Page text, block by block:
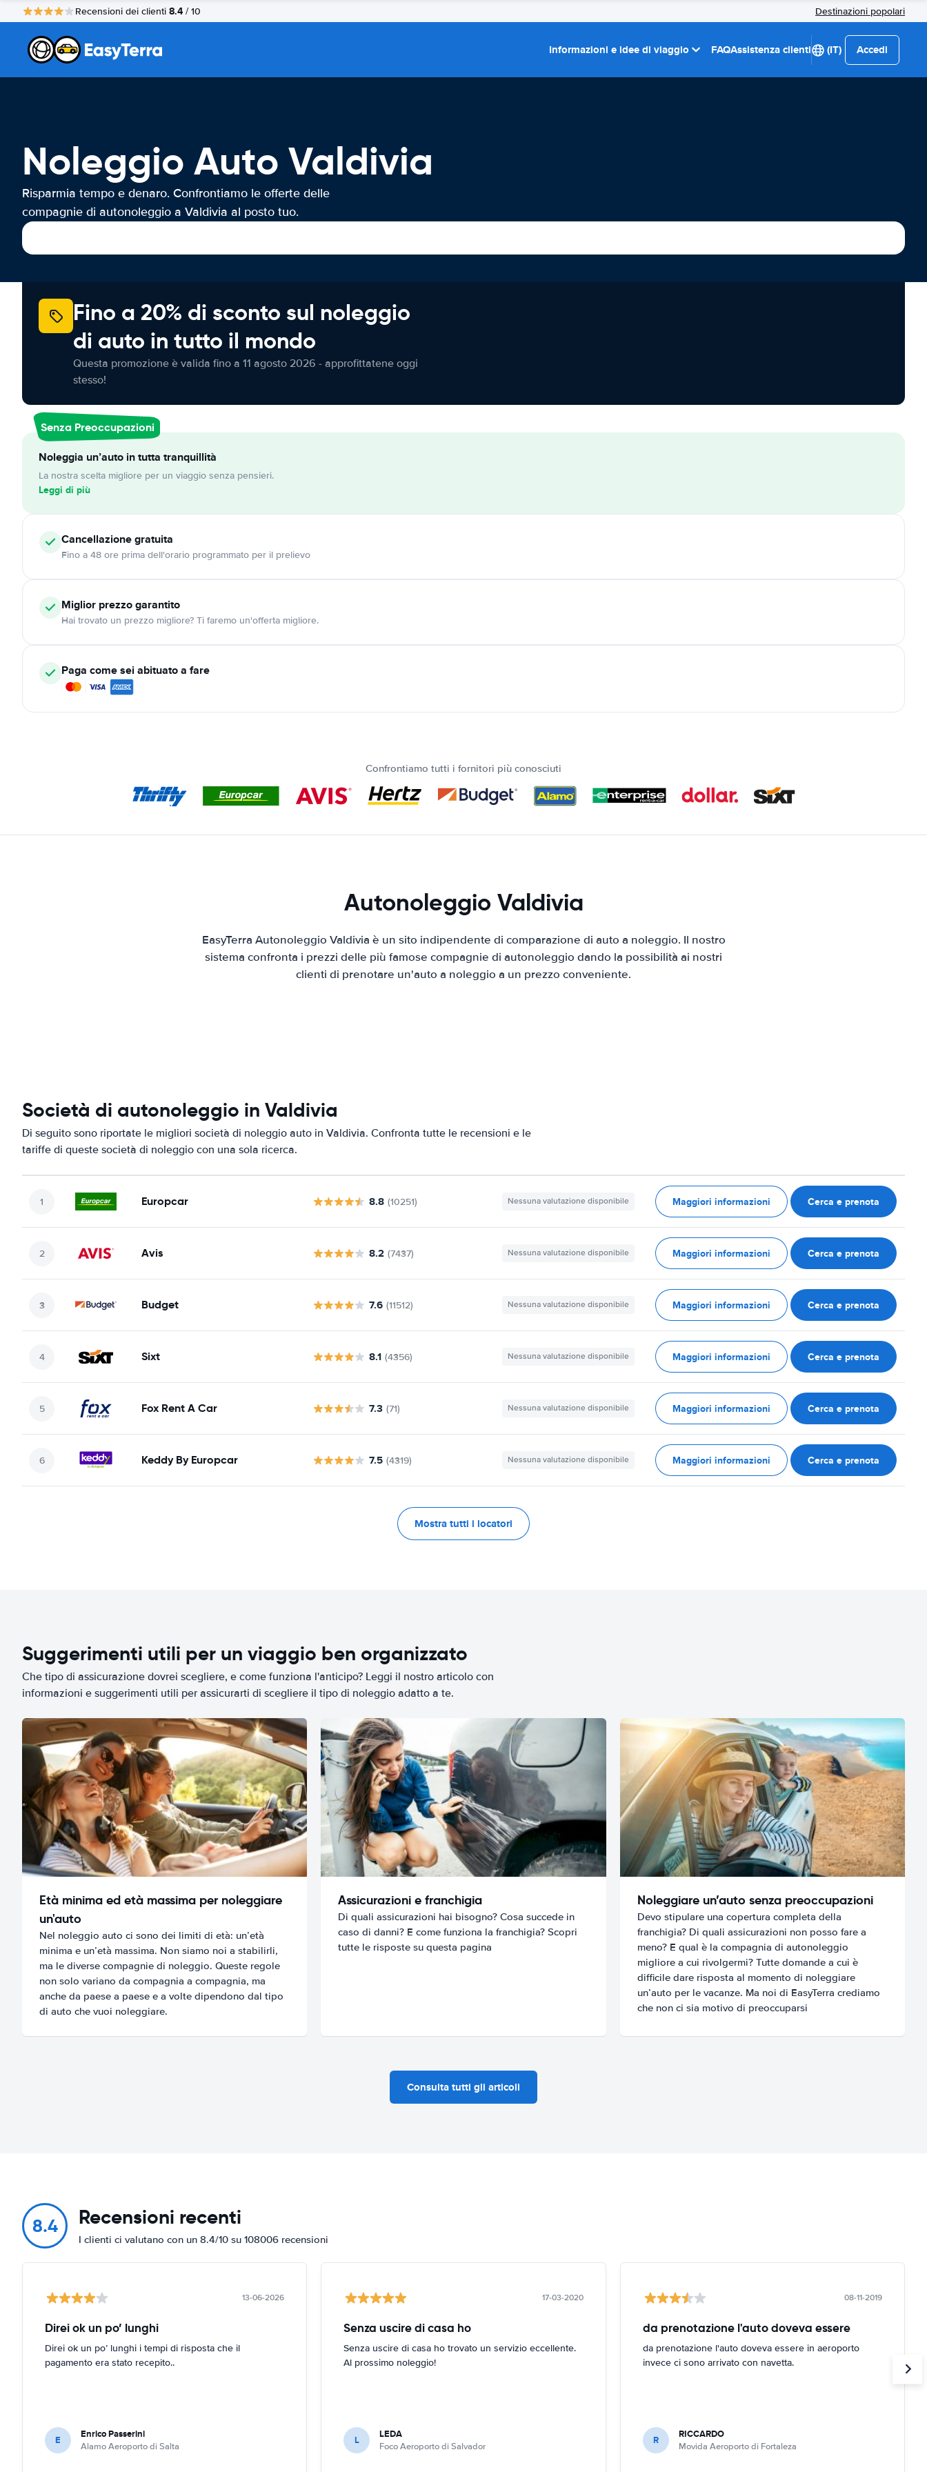
Recensioni dei clienti 8.4 / 10 Destinazioni popolari
Informazioni e idee di viaggio FAQAssistenza clienti (IT) Accedi
Noleggio Auto Valdivia
Risparmia tempo e denaro. Confrontiamo le offerte delle
compagnie di autonoleggio a Valdivia al posto tuo.
Fino a 20% di sconto sul noleggio
di auto in tutto il mondo
Questa promozione è valida fino a 11 agosto 2026 - approfittatene oggi
stesso!
Senza Preoccupazioni
Noleggia un’auto in tutta tranquillità
La nostra scelta migliore per un viaggio senza pensieri.
Leggi di più
Cancellazionegratuita
Fino a 48 ore prima dell'orario programmato per il prelievo
Miglior prezzo garantito
Hai trovato un prezzo migliore? Ti faremo un'offerta migliore.
Paga come sei abituato a fare
Confrontiamo tutti i fornitori più conosciuti
Autonoleggio Valdivia
EasyTerra Autonoleggio Valdivia è un sito indipendente di comparazione di auto a noleggio. Il nostro
sistema confronta i prezzi delle più famose compagnie di autonoleggio dando la possibilità ai nostri
clienti di prenotare un'auto a noleggio a un prezzo conveniente.
Società di autonoleggio in Valdivia
Di seguito sono riportate le migliori società di noleggio auto in Valdivia. Confronta tutte le recensioni e le
tariffe di queste società di noleggio con una sola ricerca.
Europcar 8.8 (10251) Nessuna valutazione disponibile Maggiori informazioni Cerca e prenota
Avis 8.2 (7437) Nessuna valutazione disponibile Maggiori informazioni Cerca e prenota
Budget 7.6 (11512) Nessuna valutazione disponibile Maggiori informazioni Cerca e prenota
Sixt 8.1 (4356) Nessuna valutazione disponibile Maggiori informazioni Cerca e prenota
Fox Rent A Car 7.3 (71) Nessuna valutazione disponibile Maggiori informazioni Cerca e prenota
Keddy By Europcar 7.5 (4319) Nessuna valutazione disponibile Maggiori informazioni Cerca e prenota
Mostra tutti i locatori
Suggerimenti utili per un viaggio ben organizzato
Che tipo di assicurazione dovrei scegliere, e come funziona l'anticipo? Leggi il nostro articolo con
informazioni e suggerimenti utili per assicurarti di scegliere il tipo di noleggio adatto a te.
Età minima ed età massima per noleggiare
un'auto
Nel noleggio auto ci sono dei limiti di età: un’età
minima e un’età massima. Non siamo noi a stabilirli,
ma le diverse compagnie di noleggio. Queste regole
non solo variano da compagnia a compagnia, ma
anche da paese a paese e a volte dipendono dal tipo
di auto che vuoi noleggiare.
Assicurazioni e franchigia
Di quali assicurazioni hai bisogno? Cosa succede in
caso di danni? E come funziona la franchigia? Scopri
tutte le risposte su questa pagina
Noleggiare un’auto senza preoccupazioni
Devo stipulare una copertura completa della
franchigia? Di quali assicurazioni non posso fare a
meno? E qual è la compagnia di autonoleggio
migliore a cui rivolgermi? Tutte domande a cui è
difficile dare risposta al momento di noleggiare
un’auto per le vacanze. Ma noi di EasyTerra crediamo
che non ci sia motivo di preoccuparsi
Consulta tutti gli articoli
8.4 Recensioni recenti
I clienti ci valutano con un 8.4/10 su 108006 recensioni
13-06-2026
Direi ok un po’ lunghi
Direi ok un po’ lunghi i tempi di risposta che il
pagamento era stato recepito..
E Enrico Passerini
Alamo Aeroporto di Salta
17-03-2020
Senza uscire di casa ho
Senza uscire di casa ho trovato un servizio eccellente.
Al prossimo noleggio!
L LEDA
Foco Aeroporto di Salvador
08-11-2019
da prenotazione l'auto doveva essere
da prenotazione l'auto doveva essere in aeroporto
invece ci sono arrivato con navetta.
R RICCARDO
Movida Aeroporto di Fortaleza